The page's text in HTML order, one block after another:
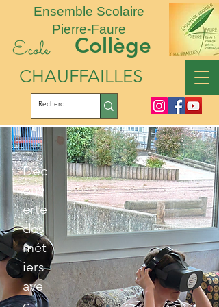
Collège
CHAUFFAILLES
Ensemble Scolaire
Pierre-Faure
Ecole
Déc
ouv
erte
des
mét
iers
ave